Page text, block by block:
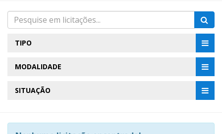
TIPO
MODALIDADE
SITUAÇÃO